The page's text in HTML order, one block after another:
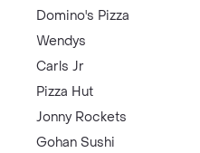
Domino's Pizza
Wendys
Carls Jr
Pizza Hut
Jonny Rockets
Gohan Sushi